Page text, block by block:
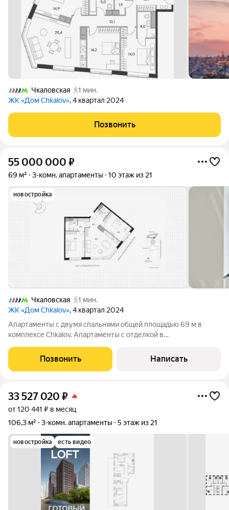
Чкаловская
1 мин.
ЖК «Дом Chkalov», 4 квартал 2024
Позвонить
55 000 000 ₽
69 м² 3-комн. апартаменты 10 этаж из 21
новостройка
Чкаловская
1 мин.
ЖК «Дом Chkalov», 4 квартал 2024
Апартаменты с двумя спальнями общей площадью 69 м в
комплексе Chkalov. Апартаменты с отделкой в
Hulbert расположены на десятом этаже в башне «Б».
Планировка: кухня-гостиная, две спальни, два
Позвонить Написать
33 527 020 ₽
от 120 441 ₽ в месяц
106,3 м²
3-комн. апартаменты 5 этаж из 21
новостройка есть видео